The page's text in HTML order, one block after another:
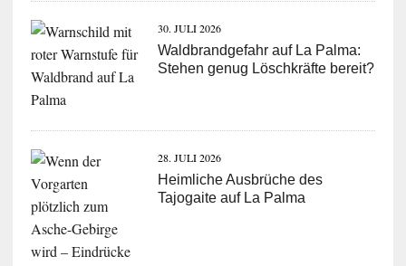
30. JULI 2026
Waldbrandgefahr auf La Palma:
Stehen genug Löschkräfte bereit?
28. JULI 2026
Heimliche Ausbrüche des
Tajogaite auf La Palma